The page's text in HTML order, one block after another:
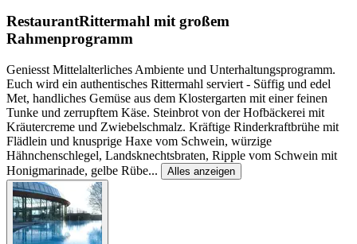
RestaurantRittermahl mit großem
Rahmenprogramm
Geniesst Mittelalterliches Ambiente und Unterhaltungsprogramm.
Euch wird ein authentisches Rittermahl serviert - Süffig und edel
Met, handliches Gemüse aus dem Klostergarten mit einer feinen
Tunke und zerrupftem Käse. Steinbrot von der Hofbäckerei mit
Kräutercreme und Zwiebelschmalz. Kräftige Rinderkraftbrühe mit
Flädlein und knusprige Haxe vom Schwein, würzige
Hähnchenschlegel, Landsknechtsbraten, Ripple vom Schwein mit
Honigmarinade, gelbe Rübe... Alles anzeigen